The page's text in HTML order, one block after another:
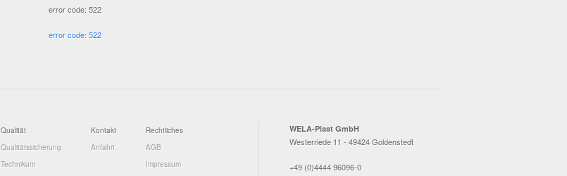
error code: 522
error code: 522
Qualität
Qualitätssicherung
Technikum
Kontakt
Anfahrt
Rechtliches
AGB
Impressum
WELA-Plast GmbH
Westerriede 11 - 49424 Goldenstedt
+49 (0)4444 96096-0